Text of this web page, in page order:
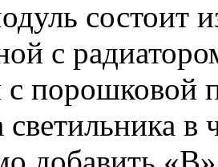
состоит
с
порошковой
светильника